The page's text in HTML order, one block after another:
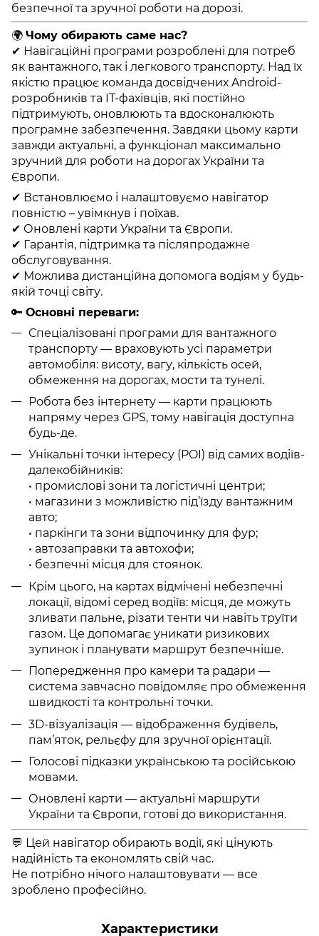
безпечної та зручної роботи на дорозі.
🌍 Чому обирають саме нас?
✔ Навігаційні програми розроблені для потреб
як вантажного, так і легкового транспорту. Над їх
якістю працює команда досвідчених Android-
розробників та IT-фахівців, які постійно
підтримують, оновлюють та вдосконалюють
програмне забезпечення. Завдяки цьому карти
завжди актуальні, а функціонал максимально
зручний для роботи на дорогах України та
Європи.
✔ Встановлюємо і налаштовуємо навігатор
повністю – увімкнув і поїхав.
✔ Оновлені карти України та Європи.
✔ Гарантія, підтримка та післяпродажне
обслуговування.
✔ Можлива дистанційна допомога водіям у будь-
якій точці світу.
🔑 Основні переваги:
Спеціалізовані програми для вантажного
транспорту — враховують усі параметри
автомобіля: висоту, вагу, кількість осей,
обмеження на дорогах, мости та тунелі.
Робота без інтернету — карти працюють
напряму через GPS, тому навігація доступна
будь-де.
Унікальні точки інтересу (POI) від самих водіїв-
далекобійників:
• промислові зони та логістичні центри;
• магазини з можливістю під’їзду вантажним
авто;
• паркінги та зони відпочинку для фур;
• автозаправки та автохофи;
• безпечні місця для стоянок.
Крім цього, на картах відмічені небезпечні
локації, відомі серед водіїв: місця, де можуть
зливати пальне, різати тенти чи навіть труїти
газом. Це допомагає уникати ризикових
зупинок і планувати маршрут безпечніше.
Попередження про камери та радари —
система завчасно повідомляє про обмеження
швидкості та контрольні точки.
3D-візуалізація — відображення будівель,
пам’яток, рельєфу для зручної орієнтації.
Голосові підказки українською та російською
мовами.
Оновлені карти — актуальні маршрути
України та Європи, готові до використання.
💬 Цей навігатор обирають водії, які цінують
надійність та економлять свій час.
Не потрібно нічого налаштовувати — все
зроблено професійно.
Характеристики